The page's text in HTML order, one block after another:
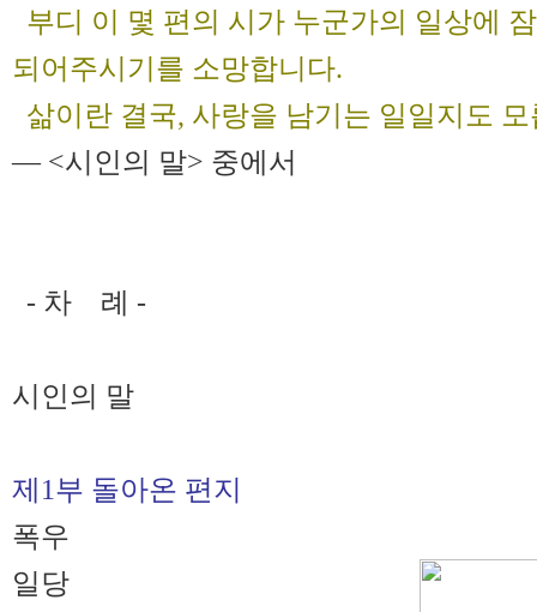
부디 이 몇 편의 시가 누군가의 일상에
되어주시기를 소망합니다.
삶이란 결국, 사랑을 남기는 일일지도
― <시인의 말> 중에서
- 차 례 -
시인의 말
제1부 돌아온 편지
폭우
일당